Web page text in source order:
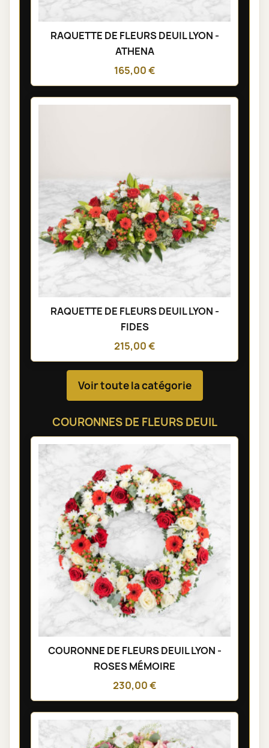
RAQUETTE DE FLEURS DEUIL LYON -
ATHENA
165,00 €
RAQUETTE DE FLEURS DEUIL LYON -
FIDES
215,00 €
Voir toute la catégorie
COURONNES DE FLEURS DEUIL
COURONNE DE FLEURS DEUIL LYON -
ROSES MÉMOIRE
230,00 €